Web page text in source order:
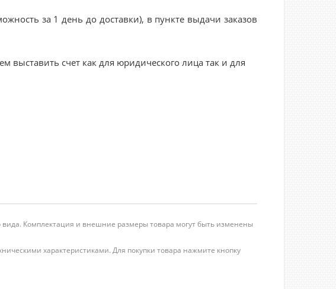
за 1 день до доставки), в пункте выдачи заказов
выставить счет как для юридического лица так и для
вида. Комплектация и внешние размеры товара могут быть изменены
характеристиками. Для покупки товара нажмите кнопку